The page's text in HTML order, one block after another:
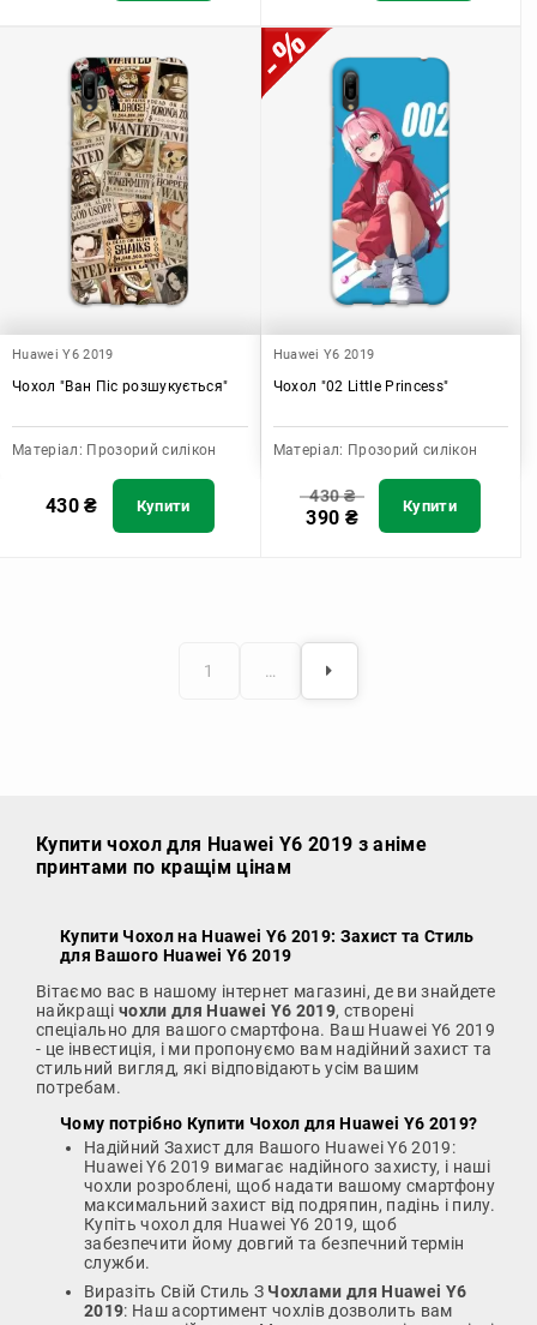
Huawei Y6 2019
Чохол "Ван Піс розшукується"
Матеріал: Прозорий силікон
430₴ Купити
Huawei Y6 2019
Чохол "02 Little Princess"
Матеріал: Прозорий силікон
430₴
390 ₴ Купити
1 …
Купити чохол для Huawei Y6 2019 з аніме
принтами по кращім цінам
Купити Чохол на Huawei Y6 2019: Захист та Стиль
для Вашого Huawei Y6 2019
Вітаємо вас в нашому інтернет магазині, де ви знайдете
найкращі чохли для Huawei Y6 2019, створені
спеціально для вашого смартфона. Ваш Huawei Y6 2019
- це інвестиція, і ми пропонуємо вам надійний захист та
стильний вигляд, які відповідають усім вашим
потребам.
Чому потрібно Купити Чохол для Huawei Y6 2019?
Надійний Захист для Вашого Huawei Y6 2019:
Huawei Y6 2019 вимагає надійного захисту, і наші
чохли розроблені, щоб надати вашому смартфону
максимальний захист від подряпин, падінь і пилу.
Купіть чохол для Huawei Y6 2019, щоб
забезпечити йому довгий та безпечний термін
служби.
Виразіть Свій Стиль З Чохлами для Huawei Y6
2019: Наш асортимент чохлів дозволить вам